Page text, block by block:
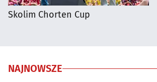
Skolim Chorten Cup
NAJNOWSZE